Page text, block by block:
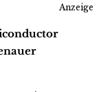
Anzeige